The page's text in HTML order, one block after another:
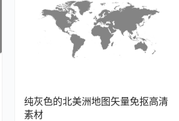
纯灰色的北美洲地图矢量免抠高清
素材